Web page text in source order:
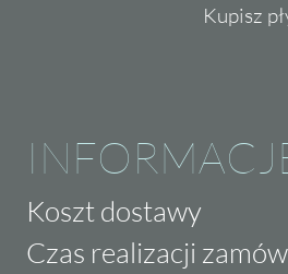
Kupisz
Koszt dostawy
Czas realizacji